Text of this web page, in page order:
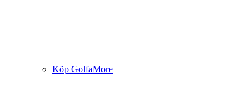
Köp GolfaMore